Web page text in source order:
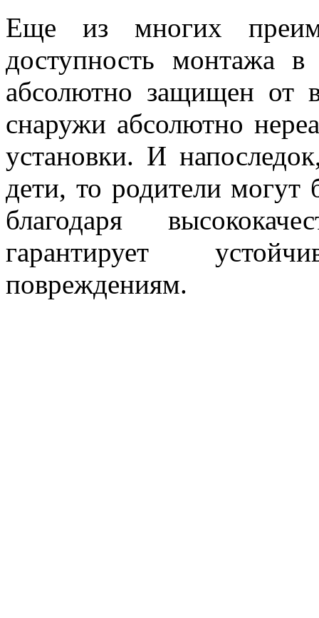
Еще из многих
доступность монтажа
абсолютно защищен от
снаружи абсолютно
установки. И
дети, то родители
благодаря
гарантирует
повреждениям.